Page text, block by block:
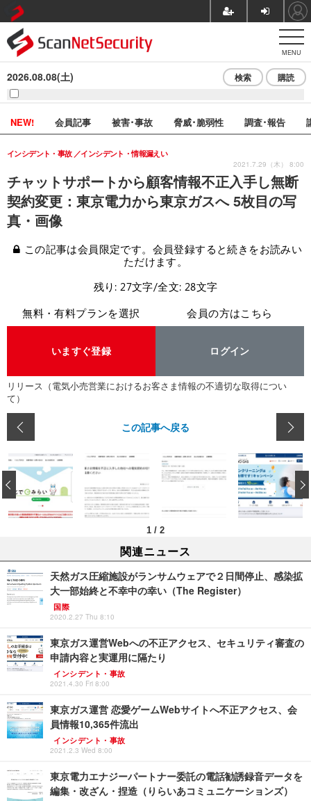
MENU
2026.08.08(土) 検索 購読
NEW! 会員記事 被害･事故 脅威･脆弱性 調査･報告
チャットサポートから顧客情報不正入手し無断
契約変更：東京電力から東京ガスへ 5枚目の写
真・画像
インシデント・事故 インシデント・情報漏えい
2021.7.29（木） 8:00
この記事は会員限定です。会員登録すると続きをお読みい
ただけます。
残り: 27文字/全文: 28文字
無料・有料プランを選択
いますぐ登録
会員の方はこちら
ログイン
リリース（電気小売営業におけるお客さま情報の不適切な取得につい
て）
この記事へ戻る
1 / 2
‹
関連ニュース
天然ガス圧縮施設がランサムウェアで２日間停止、感染拡
大一部始終と不幸中の幸い（The Register）
国際
2020.2.27 Thu 8:10
東京ガス運営Webへの不正アクセス、セキュリティ審査の
申請内容と実運用に隔たり
インシデント・事故
2021.4.30 Fri 8:00
東京ガス運営 恋愛ゲームWebサイトへ不正アクセス、会
員情報10,365件流出
インシデント・事故
2021.2.3 Wed 8:00
東京電力エナジーパートナー委託の電話勧誘録音データを
編集・改ざん・捏造（りらいあコミュニケーションズ）